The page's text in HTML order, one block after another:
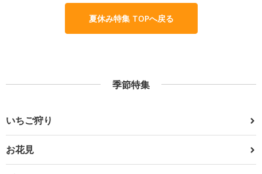
夏休み特集 TOPへ戻る
季節特集
いちご狩り
お花見